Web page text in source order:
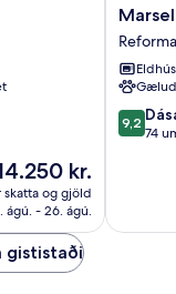
kr.
kr.
og gjöld
ágú. - 26. ágú.
A
Kukun
Edition
Reforma
Reforma
Eldhús
9.2
af
9,2
74
gististaði